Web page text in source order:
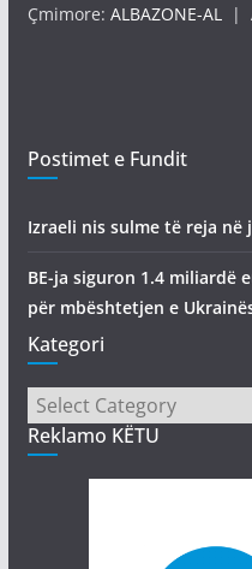
Çmimore: ALBAZONE-AL |
Postimet e Fundit
Izraeli nis sulme të reja në
BE-ja siguron 1.4 miliardë
për mbështetjen e
Kategori
Kategori
Reklamo KËTU